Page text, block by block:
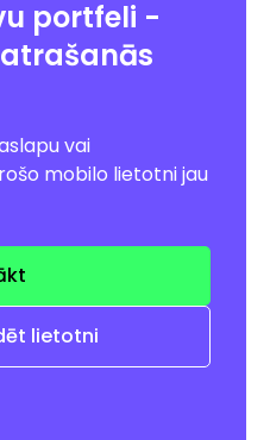
portfeli -
vai
mobilo lietotni jau
lietotni